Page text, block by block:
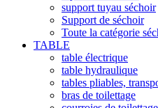
support tuyau séchoir
Support de séchoir
Toute la catégorie
TABLE
table électrique
table hydraulique
tables pliables,
bras de toilettage